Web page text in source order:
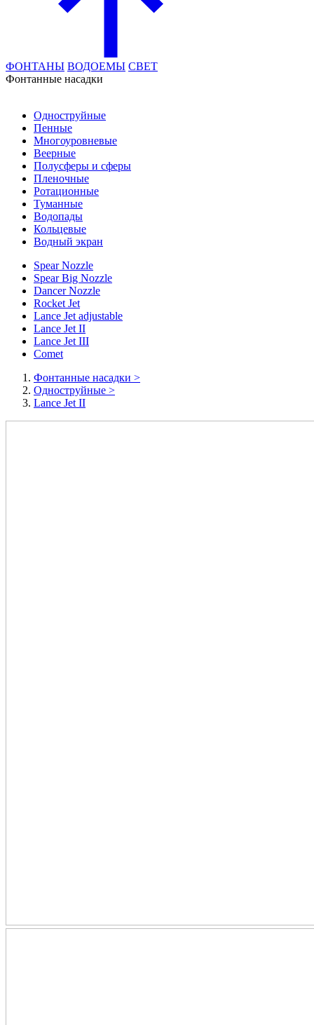
ФОНТАНЫ ВОДОЕМЫ СВЕТ
Фонтанные насадки
Одноструйные
Пенные
Многоуровневые
Веерные
Полусферы и сферы
Пленочные
Ротационные
Туманные
Водопады
Кольцевые
Водный экран
Spear Nozzle
Spear Big Nozzle
Dancer Nozzle
Rocket Jet
Lance Jet adjustable
Lance Jet II
Lance Jet III
Comet
Фонтанные насадки >
Одноструйные >
Lance Jet II